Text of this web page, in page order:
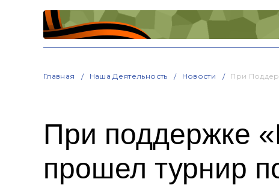
Главная Наша Деятельность Новости При
При поддержке
прошел турнир